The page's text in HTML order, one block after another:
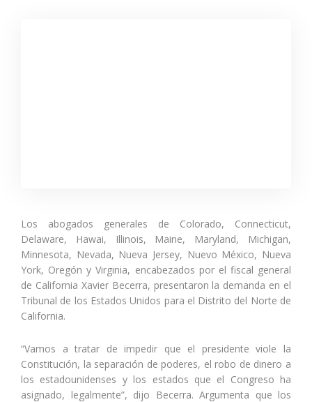
Los abogados generales de Colorado, Connecticut,
Delaware, Hawai, Illinois, Maine, Maryland, Michigan,
Minnesota, Nevada, Nueva Jersey, Nuevo México, Nueva
York, Oregón y Virginia, encabezados por el fiscal general
de California Xavier Becerra, presentaron la demanda en el
Tribunal de los Estados Unidos para el Distrito del Norte de
California.
“Vamos a tratar de impedir que el presidente viole la
Constitución, la separación de poderes, el robo de dinero a
los estadounidenses y los estados que el Congreso ha
asignado, legalmente”, dijo Becerra. Argumenta que los